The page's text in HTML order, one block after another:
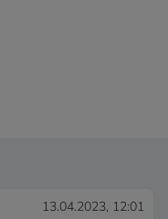
13.04.2023, 12:01